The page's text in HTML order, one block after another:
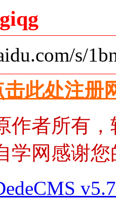
s/
击此处注册
作者所有
学网感谢